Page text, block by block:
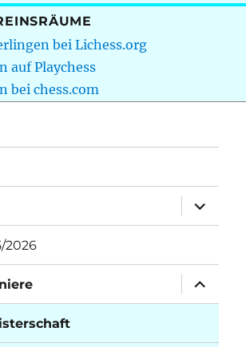
bei Lichess.org
auf Playchess
bei chess.com
öffnen
2026
öffnen